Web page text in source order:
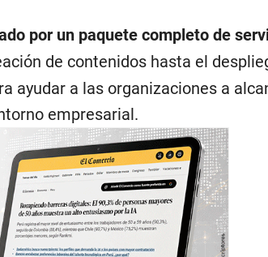
por un paquete completo de
de contenidos hasta el
ayudar a las organizaciones a
empresarial.